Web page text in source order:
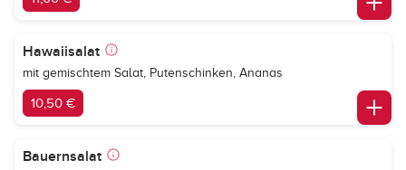
Hawaiisalat
mit gemischtem Salat, Putenschinken, Ananas
10,50 €
Bauernsalat